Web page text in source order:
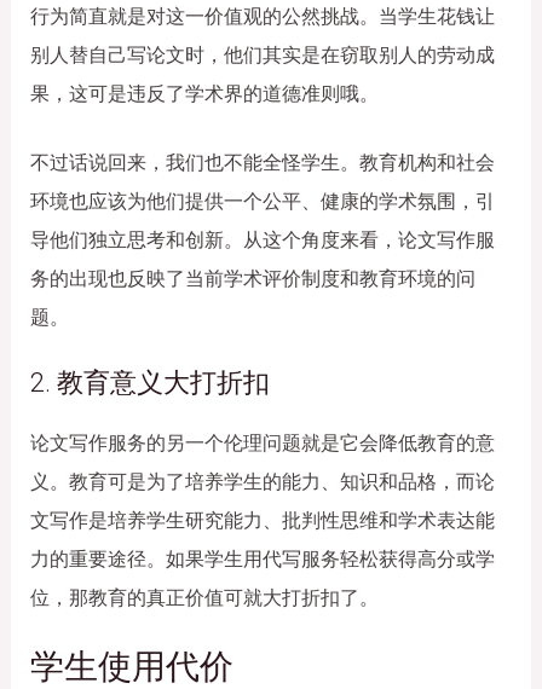
行为简直就是对这一价值观的公然挑战。当学生花钱让
别人替自己写论文时，他们其实是在窃取别人的劳动成
果，这可是违反了学术界的道德准则哦。
不过话说回来，我们也不能全怪学生。教育机构和社会
环境也应该为他们提供一个公平、健康的学术氛围，引
导他们独立思考和创新。从这个角度来看，论文写作服
务的出现也反映了当前学术评价制度和教育环境的问
题。
2. 教育意义大打折扣
论文写作服务的另一个伦理问题就是它会降低教育的意
义。教育可是为了培养学生的能力、知识和品格，而论
文写作是培养学生研究能力、批判性思维和学术表达能
力的重要途径。如果学生用代写服务轻松获得高分或学
位，那教育的真正价值可就大打折扣了。
学生使用代价